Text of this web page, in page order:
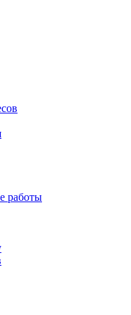
работы